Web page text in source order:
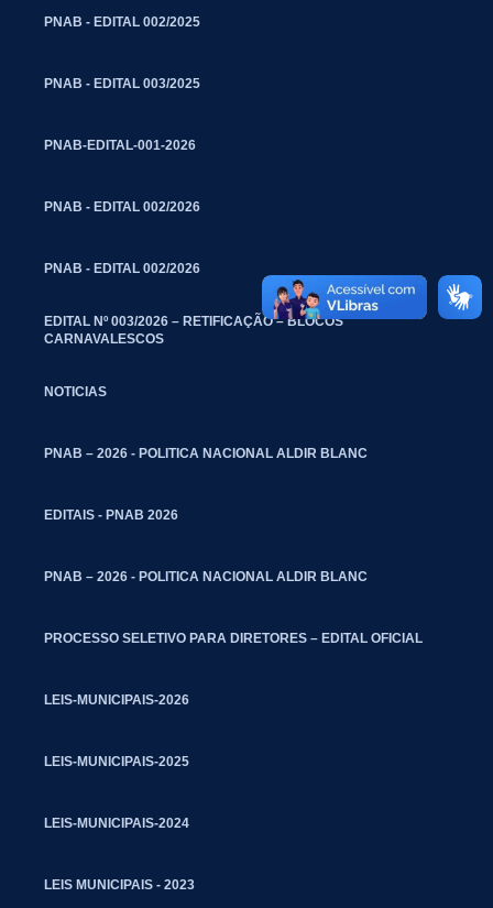
PNAB - EDITAL 002/2025
PNAB - EDITAL 003/2025
PNAB-EDITAL-001-2026
PNAB - EDITAL 002/2026
PNAB - EDITAL 002/2026
EDITAL Nº 003/2026 – RETIFICAÇÃO – BLOCOS
CARNAVALESCOS
NOTICIAS
PNAB – 2026 - POLITICA NACIONAL ALDIR BLANC
EDITAIS - PNAB 2026
PNAB – 2026 - POLITICA NACIONAL ALDIR BLANC
PROCESSO SELETIVO PARA DIRETORES – EDITAL OFICIAL
LEIS-MUNICIPAIS-2026
LEIS-MUNICIPAIS-2025
LEIS-MUNICIPAIS-2024
LEIS MUNICIPAIS - 2023